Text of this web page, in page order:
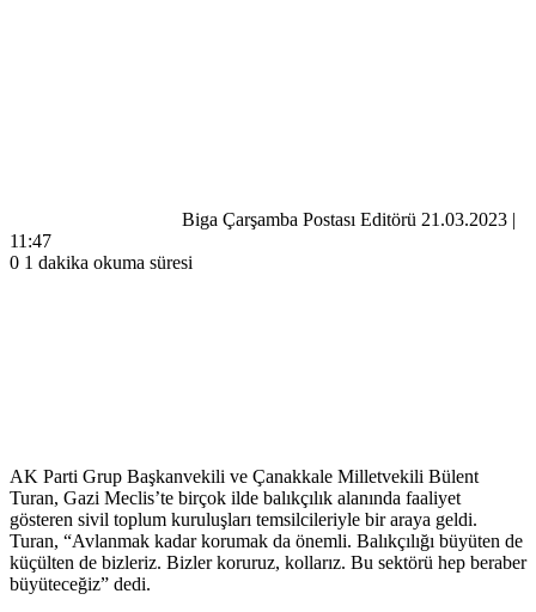
Biga Çarşamba Postası Editörü 21.03.2023 |
11:47
0 1 dakika okuma süresi
AK Parti Grup Başkanvekili ve Çanakkale Milletvekili Bülent
Turan, Gazi Meclis’te birçok ilde balıkçılık alanında faaliyet
gösteren sivil toplum kuruluşları temsilcileriyle bir araya geldi.
Turan, “Avlanmak kadar korumak da önemli. Balıkçılığı büyüten de
küçülten de bizleriz. Bizler koruruz, kollarız. Bu sektörü hep beraber
büyüteceğiz” dedi.